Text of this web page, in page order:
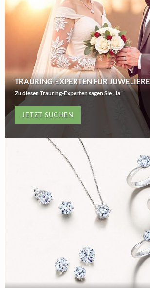
TRAURING-EXPERTEN FÜR JUWELIERE
Zu diesen Trauring-Experten sagen Sie „Ja”
JETZT SUCHEN